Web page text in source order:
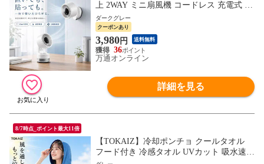
上 2WAY ミニ扇風機 コードレス 充電式 40
00mAh 6段階風量 首振り 静音 軽量 おしゃ
れ コンパクト デスクファン 洗面所 トイレ
キッチン オフィス 暑さ対策 熱中症対策 T
OKAIZ
ダークグレー
クーポンあり
3,980円 送料無料
36
万通オンライン
詳細を見る
8/7時点_ポイント最大11倍
【TOKAIZ】冷却ポンチョ クールタオル
フード付き 冷感タオル UVカット 吸水速乾